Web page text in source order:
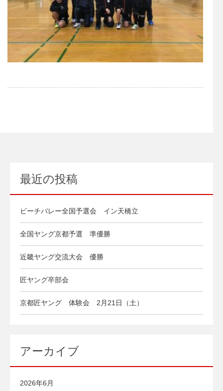
最近の投稿
ビーチバレー全国予選会 イン天橋立
全国ヤング京都予選 準優勝
近畿ヤング交流大会 優勝
匠ヤング卒部会
京都匠ヤング 体験会 2月21日（土）
アーカイブ
2026年6月